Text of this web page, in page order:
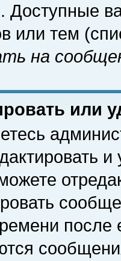
Доступные
или тем
на
или
и